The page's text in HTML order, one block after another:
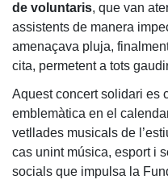
Palmarès
equips
Llegendes
professionals
Competicions
Campionat
Social de
Tennis
de voluntaris, que van
assistents de manera
amenaçava pluja,
cita, permetent a tots
Aquest concert solidari es
emblemàtica en el
vetllades musicals de
cas unint música, esport i
socials que impulsa la